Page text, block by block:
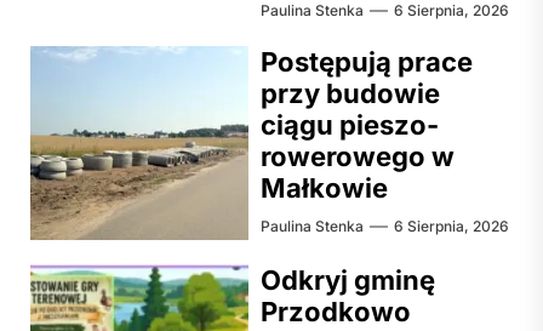
Paulina Stenka 6 Sierpnia, 2026
Postępują prace
przy budowie
ciągu pieszo-
rowerowego w
Małkowie
Paulina Stenka 6 Sierpnia, 2026
Odkryj gminę
Przodkowo